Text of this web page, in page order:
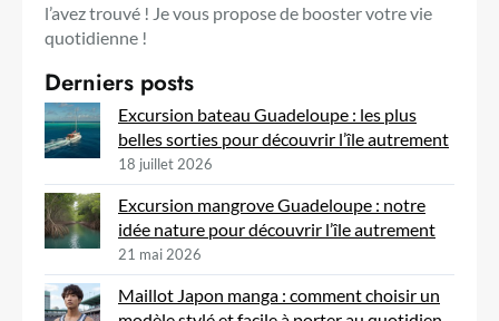
l’avez trouvé ! Je vous propose de booster votre vie
quotidienne !
Derniers posts
Excursion bateau Guadeloupe : les plus
belles sorties pour découvrir l’île autrement
18 juillet 2026
Excursion mangrove Guadeloupe : notre
idée nature pour découvrir l’île autrement
21 mai 2026
Maillot Japon manga : comment choisir un